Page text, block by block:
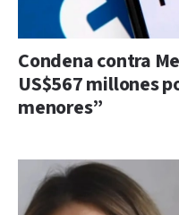
Condena contra
US$567 millones
menores”